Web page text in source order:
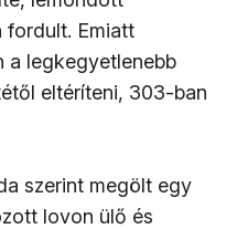
fordult. Emiatt
a legkegyetlenebb
eltéríteni, 303-ban
szerint megölt egy
lovon ülő és